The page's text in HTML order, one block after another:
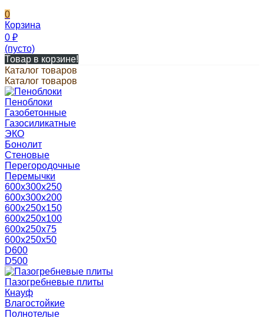
0
Корзина
0 ₽
(пусто)
Товар в корзине!
Каталог товаров
Каталог товаров
Пеноблоки
Газобетонные
Газосиликатные
ЭКО
Бонолит
Стеновые
Перегородочные
Перемычки
600х300х250
600х300х200
600х250х150
600х250х100
600х250х75
600х250х50
D600
D500
Пазогребневые плиты
Кнауф
Влагостойкие
Полнотелые